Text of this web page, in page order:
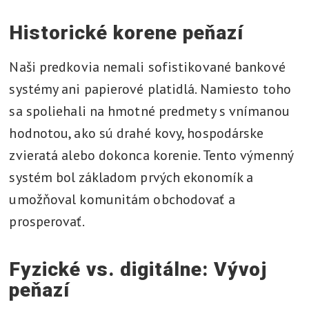
Historické korene peňazí
Naši predkovia nemali sofistikované bankové
systémy ani papierové platidlá. Namiesto toho
sa spoliehali na hmotné predmety s vnímanou
hodnotou, ako sú drahé kovy, hospodárske
zvieratá alebo dokonca korenie. Tento výmenný
systém bol základom prvých ekonomík a
umožňoval komunitám obchodovať a
prosperovať.
Fyzické vs. digitálne: Vývoj
peňazí